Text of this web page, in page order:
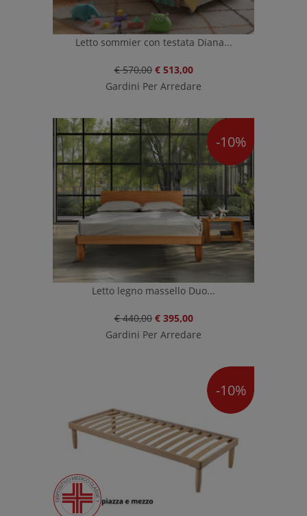
Letto sommier con testata Diana...
€ 570,00 € 513,00
Gardini Per Arredare
-10%
Letto legno massello Duo...
€ 440,00 € 395,00
Gardini Per Arredare
-10%